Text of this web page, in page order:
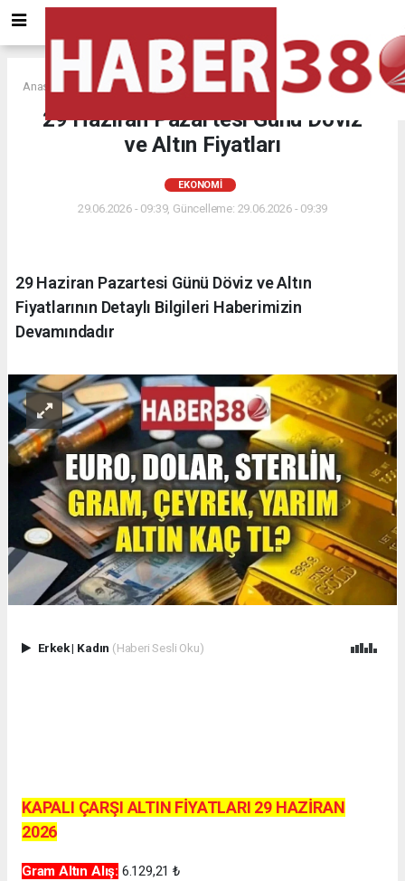
Anasayfa EKONOMİ
29 Haziran Pazartesi Günü Döviz
ve Altın Fiyatları
EKONOMİ
29.06.2026 - 09:39, Güncelleme: 29.06.2026 - 09:39
29 Haziran Pazartesi Günü Döviz ve Altın
Fiyatlarının Detaylı Bilgileri Haberimizin
Devamındadır
Erkek| Kadın (Haberi Sesli Oku)
KAPALI ÇARŞI ALTIN FİYATLARI 29 HAZİRAN
2026
Gram Altın Alış: 6.129,21 ₺